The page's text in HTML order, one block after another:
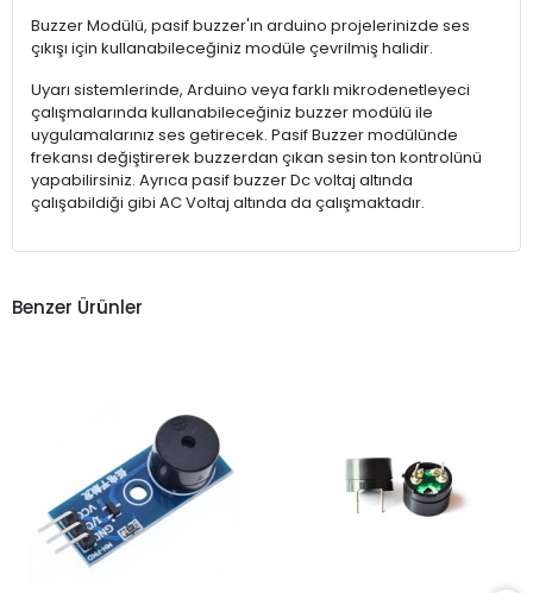
Buzzer Modülü, pasif buzzer'ın arduino projelerinizde ses
çıkışı için kullanabileceğiniz modüle çevrilmiş halidir.
Uyarı sistemlerinde, Arduino veya farklı mikrodenetleyeci
çalışmalarında kullanabileceğiniz buzzer modülü ile
uygulamalarınız ses getirecek. Pasif Buzzer modülünde
frekansı değiştirerek buzzerdan çıkan sesin ton kontrolünü
yapabilirsiniz. Ayrıca pasif buzzer Dc voltaj altında
çalışabildiği gibi AC Voltaj altında da çalışmaktadır.
Benzer Ürünler